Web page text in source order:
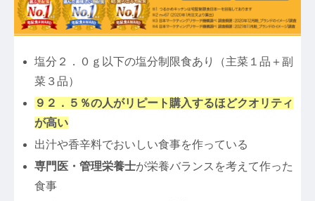
塩分２．０ｇ以下の塩分制限食あり（主菜１品＋副
菜３品）
９２．５％の人がリピート購入するほどクオリティ
が高い
出汁や香辛料でおいしい食事を作っている
専門医・管理栄養士が栄養バランスを考えて作った
食事